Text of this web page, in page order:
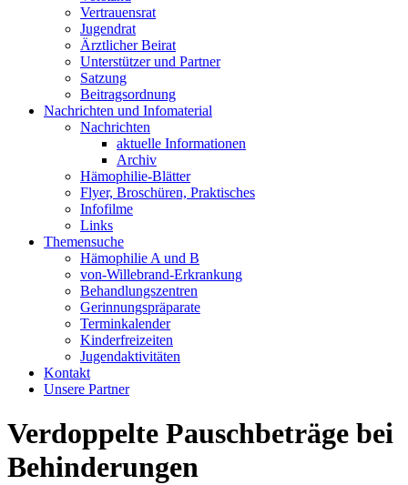
Vertrauensrat
Jugendrat
Ärztlicher Beirat
Unterstützer und Partner
Satzung
Beitragsordnung
Nachrichten und Infomaterial
Nachrichten
aktuelle Informationen
Archiv
Hämophilie-Blätter
Flyer, Broschüren, Praktisches
Infofilme
Links
Themensuche
Hämophilie A und B
von-Willebrand-Erkrankung
Behandlungszentren
Gerinnungspräparate
Terminkalender
Kinderfreizeiten
Jugendaktivitäten
Kontakt
Unsere Partner
Verdoppelte Pauschbeträge bei
Behinderungen